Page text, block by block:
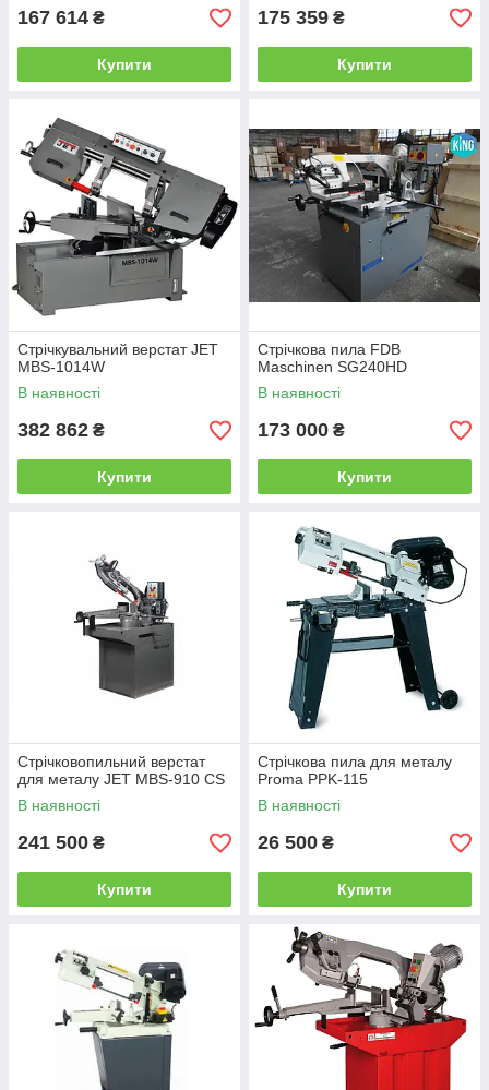
167 614 ₴
Купити
175 359 ₴
Купити
Стрічкувальний верстат JET
MBS-1014W
В наявності
382 862 ₴
Купити
Стрічкова пила FDB
Maschinen SG240HD
В наявності
173 000 ₴
Купити
Стрічковопильний верстат
для металу JET MBS-910 CS
В наявності
241 500 ₴
Купити
Стрічкова пила для металу
Proma PPK-115
В наявності
26 500 ₴
Купити